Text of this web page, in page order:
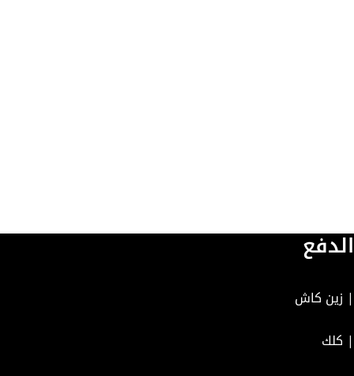
الدفع
| زين كاش
| كلك